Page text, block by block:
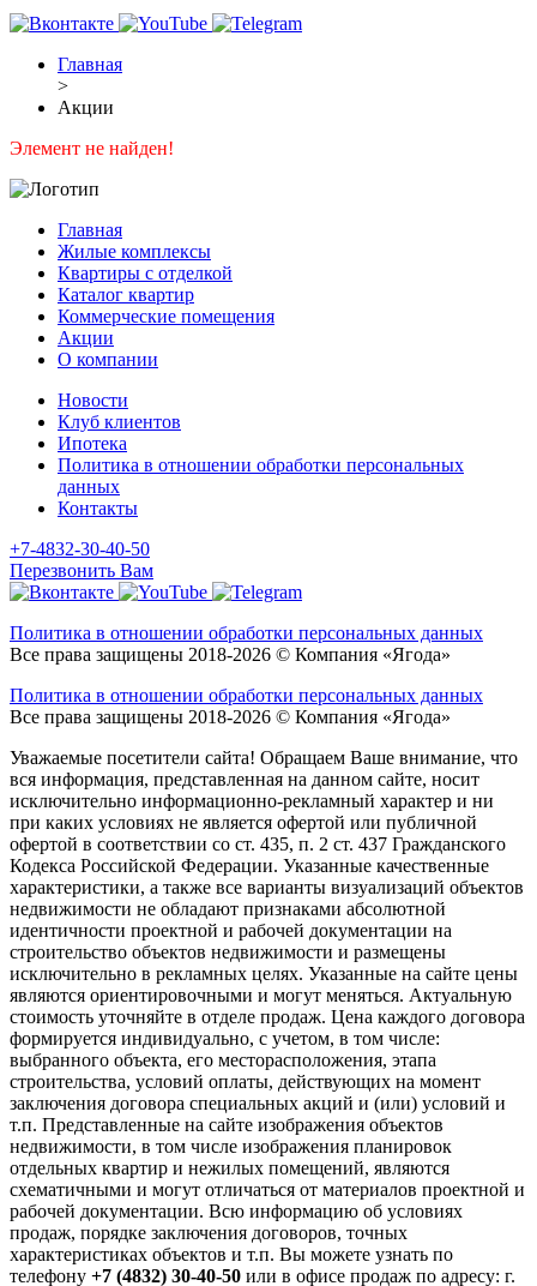
Главная
>
Акции
Элемент не найден!
Главная
Жилые комплексы
Квартиры с отделкой
Каталог квартир
Коммерческие помещения
Акции
О компании
Новости
Клуб клиентов
Ипотека
Политика в отношении обработки персональных
данных
Контакты
+7-4832-30-40-50
Перезвонить Вам
Политика в отношении обработки персональных данных
Все права защищены 2018-2026 © Компания «Ягода»
Политика в отношении обработки персональных данных
Все права защищены 2018-2026 © Компания «Ягода»
Уважаемые посетители сайта! Обращаем Ваше внимание, что
вся информация, представленная на данном сайте, носит
исключительно информационно-рекламный характер и ни
при каких условиях не является офертой или публичной
офертой в соответствии со ст. 435, п. 2 ст. 437 Гражданского
Кодекса Российской Федерации. Указанные качественные
характеристики, а также все варианты визуализаций объектов
недвижимости не обладают признаками абсолютной
идентичности проектной и рабочей документации на
строительство объектов недвижимости и размещены
исключительно в рекламных целях. Указанные на сайте цены
являются ориентировочными и могут меняться. Актуальную
стоимость уточняйте в отделе продаж. Цена каждого договора
формируется индивидуально, с учетом, в том числе:
выбранного объекта, его месторасположения, этапа
строительства, условий оплаты, действующих на момент
заключения договора специальных акций и (или) условий и
т.п. Представленные на сайте изображения объектов
недвижимости, в том числе изображения планировок
отдельных квартир и нежилых помещений, являются
схематичными и могут отличаться от материалов проектной и
рабочей документации. Всю информацию об условиях
продаж, порядке заключения договоров, точных
характеристиках объектов и т.п. Вы можете узнать по
телефону +7 (4832) 30-40-50 или в офисе продаж по адресу: г.